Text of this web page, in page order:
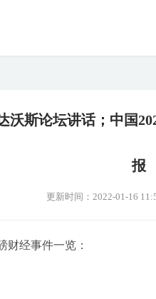
沃斯论坛讲话；中国
报
更新时间：2022-01-16
财经事件一览：